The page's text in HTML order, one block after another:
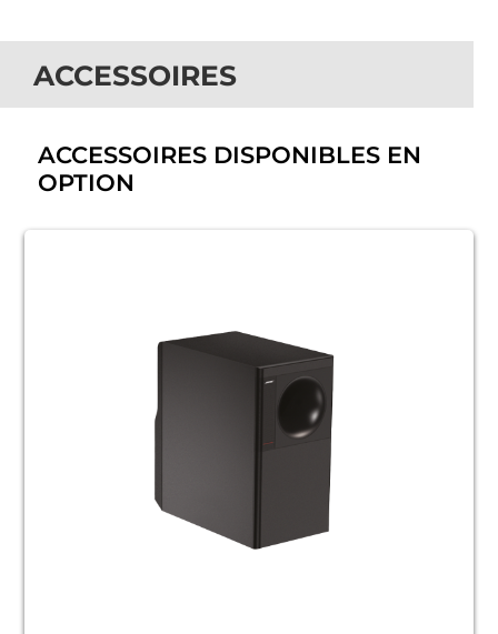
ACCESSOIRES
ACCESSOIRES DISPONIBLES EN
OPTION